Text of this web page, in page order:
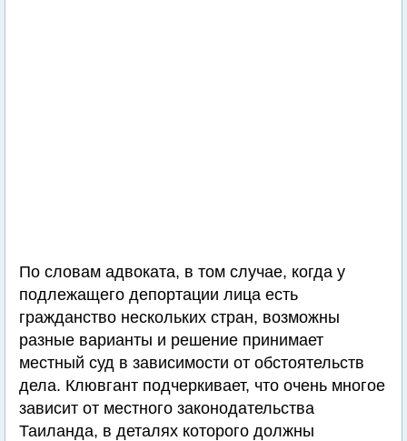
По словам адвоката, в том случае, когда у
подлежащего депортации лица есть
гражданство нескольких стран, возможны
разные варианты и решение принимает
местный суд в зависимости от обстоятельств
дела. Клювгант подчеркивает, что очень многое
зависит от местного законодательства
Таиланда, в деталях которого должны